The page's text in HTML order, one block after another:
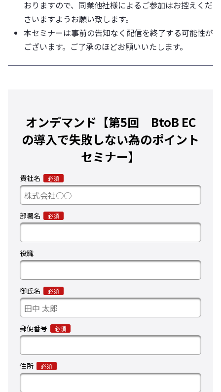
おりますので、同業他社様によるご参加はお控えくだ
さいますようお願い致します。
本セミナーは事前の告知なく配信を終了する可能性が
ございます。ご了承のほどお願いいたします。